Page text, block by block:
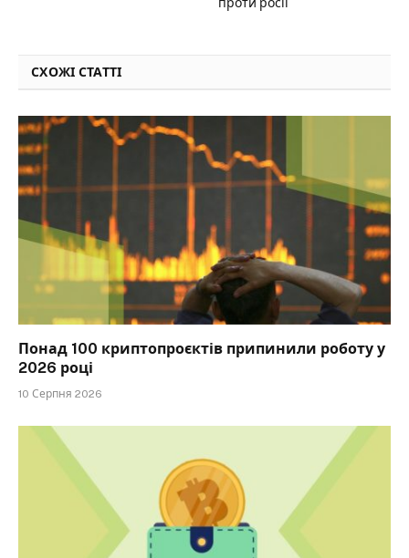
СХОЖІ СТАТТІ
Понад 100 криптопроєктів припинили роботу у
2026 році
10 Серпня 2026